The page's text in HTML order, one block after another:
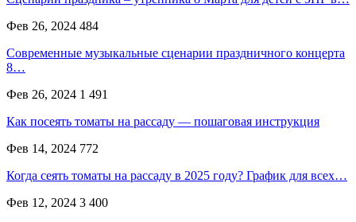
Фев 26, 2024 484
Современные музыкальные сценарии праздничного концерта
8…
Фев 26, 2024 1 491
Как посеять томаты на рассаду — пошаговая инструкция
Фев 14, 2024 772
Когда сеять томаты на рассаду в 2025 году? График для всех…
Фев 12, 2024 3 400